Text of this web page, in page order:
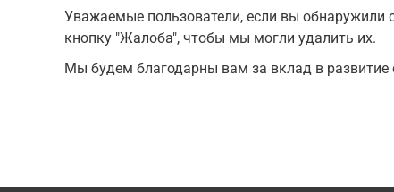
Уважаемые пользователи, если вы обнаружили
кнопку "Жалоба", чтобы мы могли удалить их.
Мы будем благодарны вам за вклад в развитие